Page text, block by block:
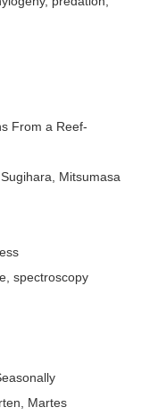
From a Reef-
Mitsumasa
spectroscopy
Martes